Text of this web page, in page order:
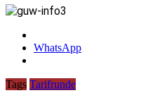
WhatsApp
Tags Tarifrunde